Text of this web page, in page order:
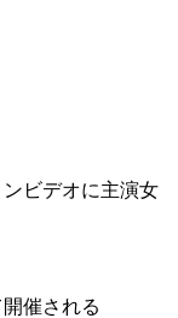
ビデオに主演女
催される